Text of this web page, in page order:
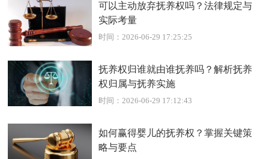
可以主动放弃抚养权吗？法律规定与
实际考量
时间：2026-06-29 17:25:25
抚养权归谁就由谁抚养吗？解析抚养
权归属与抚养实施
时间：2026-06-29 17:12:43
如何赢得婴儿的抚养权？掌握关键策
略与要点